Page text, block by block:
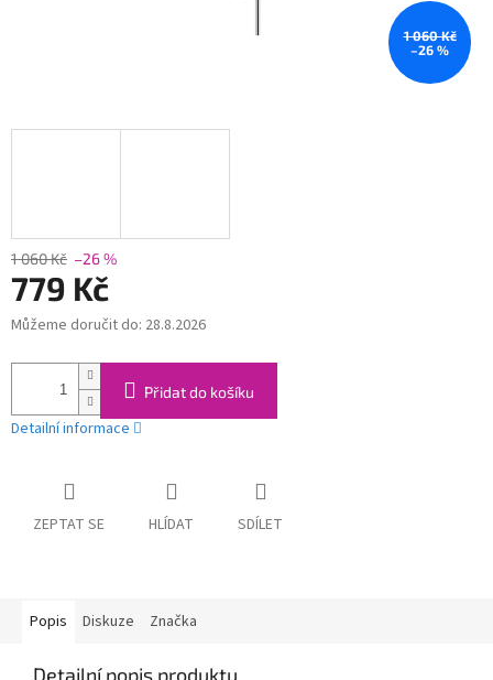
1 060 Kč
–26 %
1 060 Kč –26 %
779 Kč
Měrná
Můžeme doručit do: 28.8.2026
Přidat do košíku
Detailní informace
ZEPTAT SE HLÍDAT SDÍLET
Popis Diskuze Značka
Detailní popis produktu